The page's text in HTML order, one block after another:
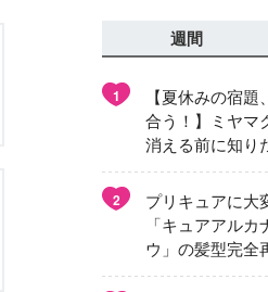
週間
1
【夏休みの宿
合う！】ミヤマ
消える前に知り
異変
2
プリキュアに大
「キュアアルカ
ウ」の髪型完全
解説付き】